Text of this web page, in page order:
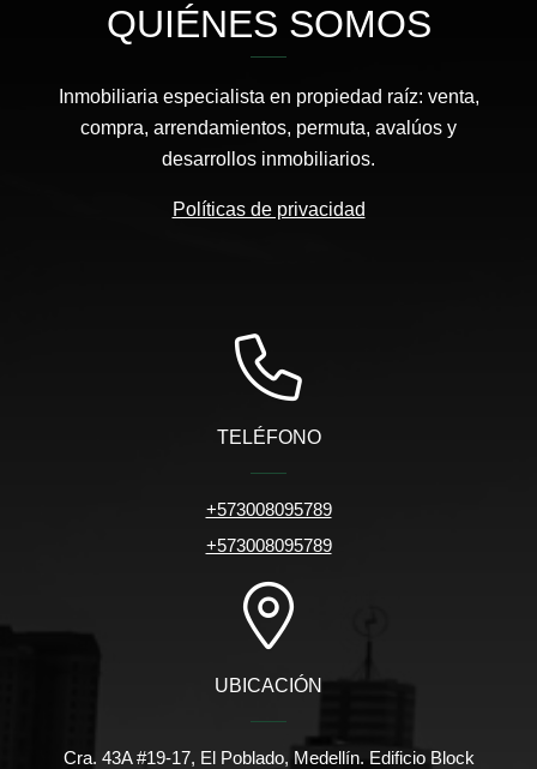
QUIÉNES SOMOS
Inmobiliaria especialista en propiedad raíz: venta,
compra, arrendamientos, permuta, avalúos y
desarrollos inmobiliarios.
Políticas de privacidad
TELÉFONO
+573008095789
+573008095789
UBICACIÓN
Cra. 43A #19-17, El Poblado, Medellín. Edificio Block